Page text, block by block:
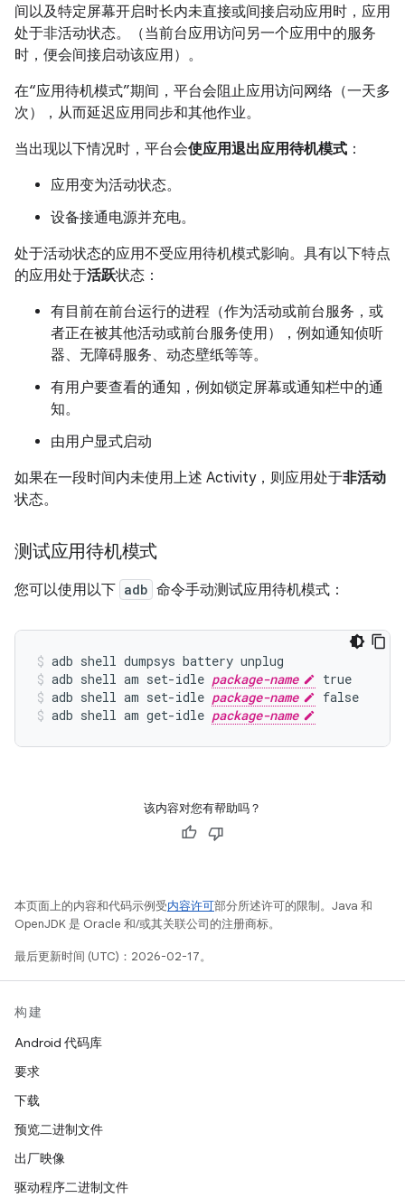
间以及特定屏幕开启时长内未直接或间接启动应用时，应用
处于非活动状态。（当前台应用访问另一个应用中的服务
时，便会间接启动该应用）。
在“应用待机模式”期间，平台会阻止应用访问网络（一天多
次），从而延迟应用同步和其他作业。
当出现以下情况时，平台会使应用退出应用待机模式 ：
应用变为活动状态。
设备接通电源并充电。
处于活动状态的应用不受应用待机模式影响。具有以下特点
的应用处于活跃状态：
有目前在前台运行的进程（作为活动或前台服务，或
者正在被其他活动或前台服务使用），例如通知侦听
器、无障碍服务、动态壁纸等等。
有用户要查看的通知，例如锁定屏幕或通知栏中的通
知。
由用户显式启动
如果在一段时间内未使用上述 Activity，则应用处于非活动
状态。
测试应用待机模式
您可以使用以下 adb 命令手动测试应用待机模式：
adb shell dumpsys battery unplug
adb shell am set-idle package-name
true
adb shell am set-idle package-name
false
adb shell am get-idle package-name
该内容对您有帮助吗？
本页面上的内容和代码示例受内容许可部分所述许可的限制。Java 和
OpenJDK 是 Oracle 和/或其关联公司的注册商标。
最后更新时间 (UTC)：2026-02-17。
构建
Android 代码库
要求
下载
预览二进制文件
出厂映像
驱动程序二进制文件